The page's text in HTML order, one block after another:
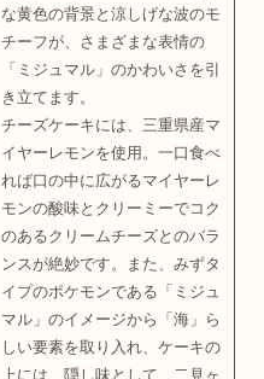
な黄色の背景と涼しげな波のモ
チーフが、さまざまな表情の
「ミジュマル」のかわいさを引
き立てます。
チーズケーキには、三重県産マ
イヤーレモンを使用。一口食べ
れば口の中に広がるマイヤーレ
モンの酸味とクリーミーでコク
のあるクリームチーズとのバラ
ンスが絶妙です。また、みずタ
イプのポケモンである「ミジュ
マル」のイメージから「海」ら
しい要素を取り入れ、ケーキの
上には、隠し味として、二見ヶ